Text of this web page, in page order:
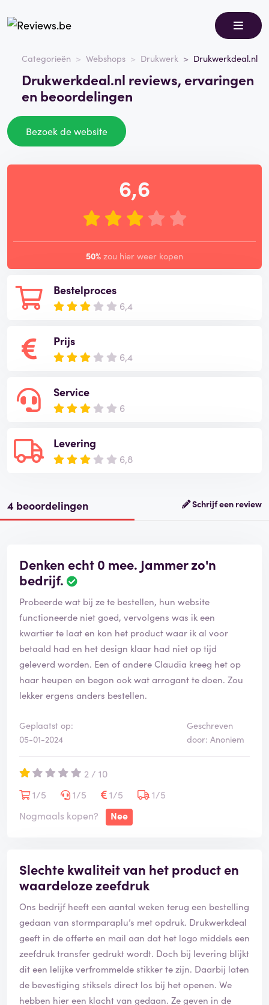
Categorieën Webshops Drukwerk Drukwerkdeal.nl
Drukwerkdeal.nl reviews, ervaringen
en beoordelingen
Bezoek de website
Bestelproces
6,4
Prijs
6,4
Service
6
Levering
6,8
6,6
50% zou hier weer kopen
4 beoordelingen Schrijf een review
Denken echt 0 mee. Jammer zo'n
bedrijf.
Probeerde wat bij ze te bestellen, hun website
functioneerde niet goed, vervolgens was ik een
kwartier te laat en kon het product waar ik al voor
betaald had en het design klaar had niet op tijd
geleverd worden. Een of andere Claudia kreeg het op
haar heupen en begon ook wat arrogant te doen. Zou
lekker ergens anders bestellen.
Geplaatst op:
05-01-2024
Geschreven
door: Anoniem
2 / 10
1/5
1/5 1/5
1/5
Nogmaals kopen?
Nee
Slechte kwaliteit van het product en
waardeloze zeefdruk
Ons bedrijf heeft een aantal weken terug een bestelling
gedaan van stormparaplu’s met opdruk. Drukwerkdeal
geeft in de offerte en mail aan dat het logo middels een
zeefdruk transfer gedrukt wordt. Doch bij levering blijkt
dit een lelijke verfrommelde stikker te zijn. Daarbij laten
de bevestiging stiksels direct los bij het openen. We
hebben hier een klacht van gedaan. Ze geven in de